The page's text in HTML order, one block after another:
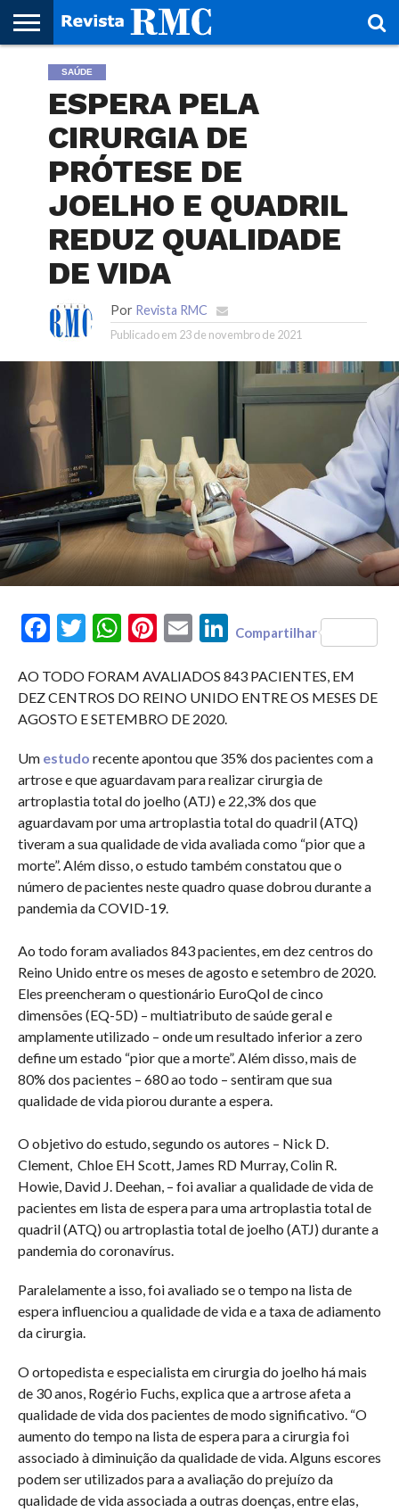
HOME
REVISTA
PROJETO
RMC – 20
ARTE &
NOTÍCIAS
EDIÇÕES
PARCEIROS
FAÇA
SEU
SITE!
FALESAÚDE
ESPERA PELA
CIRURGIA DE
PRÓTESE DE
JOELHO E QUADRIL
REDUZ QUALIDADE
DE VIDA
Por Revista RMC
Publicado em 23 de novembro de 2021
FacebookTwitterWhatsAppPinterest
Email LinkedIn
Compartilhar
AO TODO FORAM AVALIADOS 843 PACIENTES, EM
DEZ CENTROS DO REINO UNIDO ENTRE OS MESES DE
AGOSTO E SETEMBRO DE 2020.
Um estudo recente apontou que 35% dos pacientes com a
artrose e que aguardavam para realizar cirurgia de
artroplastia total do joelho (ATJ) e 22,3% dos que
aguardavam por uma artroplastia total do quadril (ATQ)
tiveram a sua qualidade de vida avaliada como “pior que a
morte”. Além disso, o estudo também constatou que o
número de pacientes neste quadro quase dobrou durante a
pandemia da COVID-19.
Ao todo foram avaliados 843 pacientes, em dez centros do
Reino Unido entre os meses de agosto e setembro de 2020.
Eles preencheram o questionário EuroQol de cinco
dimensões (EQ-5D) – multiatributo de saúde geral e
amplamente utilizado – onde um resultado inferior a zero
define um estado “pior que a morte”. Além disso, mais de
80% dos pacientes – 680 ao todo – sentiram que sua
qualidade de vida piorou durante a espera.
O objetivo do estudo, segundo os autores – Nick D.
Clement, Chloe EH Scott, James RD Murray, Colin R.
Howie, David J. Deehan, – foi avaliar a qualidade de vida de
pacientes em lista de espera para uma artroplastia total de
quadril (ATQ) ou artroplastia total de joelho (ATJ) durante a
pandemia do coronavírus.
Paralelamente a isso, foi avaliado se o tempo na lista de
espera influenciou a qualidade de vida e a taxa de adiamento
da cirurgia.
O ortopedista e especialista em cirurgia do joelho há mais
de 30 anos, Rogério Fuchs, explica que a artrose afeta a
qualidade de vida dos pacientes de modo significativo. “O
aumento do tempo na lista de espera para a cirurgia foi
associado à diminuição da qualidade de vida. Alguns escores
podem ser utilizados para a avaliação do prejuízo da
qualidade de vida associada a outras doenças, entre elas,